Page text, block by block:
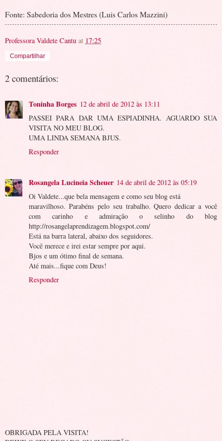
Fonte: Sabedoria dos Mestres (Luis Carlos Mazzini)
Professora Valdete Cantu at 17:25
Compartilhar
2 comentários:
Toninha Borges 12 de abril de 2012 às 13:11
PASSEI PARA DAR UMA ESPIADINHA. AGUARDO SUA
VISITA NO MEU BLOG.
UMA LINDA SEMANA BJUS.
Responder
Rosangela Lucineia Scheuer 14 de abril de 2012 às 05:19
Oi Valdete...que bela mensagem e como seu blog está
maravilhoso. Parabéns pelo seu trabalho. Quero dedicar a você
com carinho e admiração o selinho do blog
http://rosangelaprendizagem.blogspot.com/
Está na barra lateral, abaixo dos seguidores.
Você merece e irei estar sempre por aqui.
Bjos e um ótimo final de semana.
Até mais...fique com Deus!
Responder
OBRIGADA PELA VISITA!